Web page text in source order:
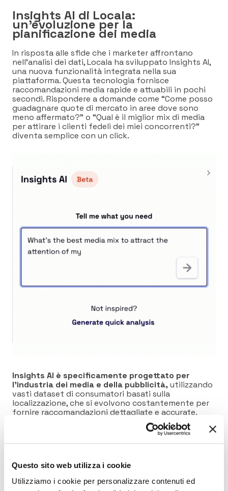
Questo sito web utilizza i cookie
Utilizziamo i cookie per personalizzare contenuti ed
Insights AI di Locala:
un’evoluzione per la
pianificazione dei media
In risposta alle sfide che i marketer affrontano
nell’analisi dei dati, Locala ha sviluppato Insights AI,
una nuova funzionalità integrata nella sua
piattaforma. Questa tecnologia fornisce
raccomandazioni media rapide e attuabili in pochi
secondi. Rispondere a domande come “Come posso
guadagnare quote di mercato in aree dove sono
meno affermato?” o “Qual è il miglior mix di media
per attirare i clienti fedeli dei miei concorrenti?”
diventa semplice con un click.
Insights AI è specificamente progettato per
l’industria dei media e della pubblicità,utilizzando
vasti dataset di consumatori basati sulla
localizzazione, che si evolvono costantemente per
fornire raccomandazioni dettagliate e accurate.
Questo approccio su misura garantisce intuizioni
attuabili e specifiche, migliorando le prestazioni e
La partnership di Locala con Databricks
utilizzando i modelli Llama 3.1, è stata cruciale per
l’innovazione di Insights AI. Secondo Ina Koleva,